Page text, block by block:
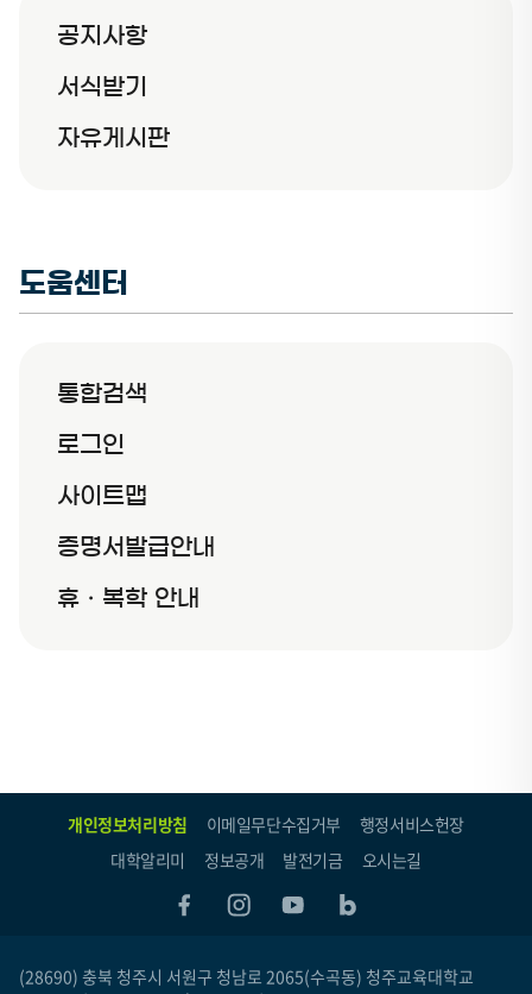
공지사항
서식받기
자유게시판
도움센터
통합검색
로그인
사이트맵
증명서발급안내
휴ㆍ복학 안내
개인정보처리방침 이메일무단수집거부
행정서비스헌장
대학알리미
정보공개 발전기금 오시는길
(28690) 충북 청주시 서원구 청남로 2065(수곡동) 청주교육대학교